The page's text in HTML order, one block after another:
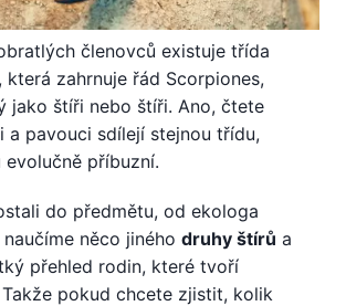
členovců existuje třída
která zahrnuje řád Scorpiones,
jako štíři nebo štíři. Ano, čtete
a pavouci sdílejí stejnou třídu,
příbuzní.
do předmětu, od ekologa
něco jiného druhy štírů a
přehled rodin, které tvoří
pokud chcete zjistit, kolik